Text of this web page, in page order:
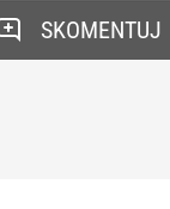
SKOMENTUJ